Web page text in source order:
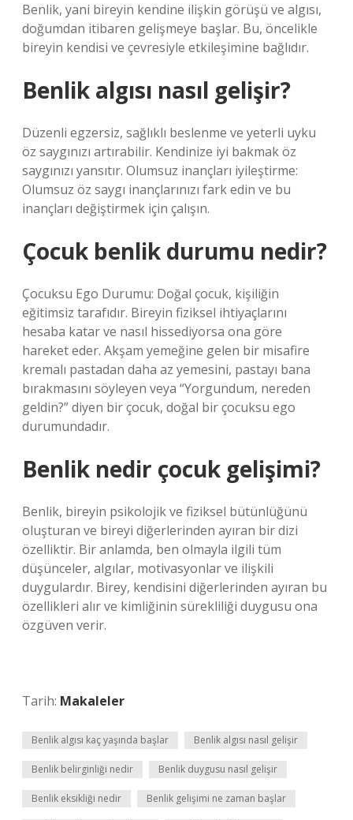
Benlik, yani bireyin kendine ilişkin görüşü ve algısı,
doğumdan itibaren gelişmeye başlar. Bu, öncelikle
bireyin kendisi ve çevresiyle etkileşimine bağlıdır.
Benlik algısı nasıl gelişir?
Düzenli egzersiz, sağlıklı beslenme ve yeterli uyku
öz saygınızı artırabilir. Kendinize iyi bakmak öz
saygınızı yansıtır. Olumsuz inançları iyileştirme:
Olumsuz öz saygı inançlarınızı fark edin ve bu
inançları değiştirmek için çalışın.
Çocuk benlik durumu nedir?
Çocuksu Ego Durumu: Doğal çocuk, kişiliğin
eğitimsiz tarafıdır. Bireyin fiziksel ihtiyaçlarını
hesaba katar ve nasıl hissediyorsa ona göre
hareket eder. Akşam yemeğine gelen bir misafire
kremalı pastadan daha az yemesini, pastayı bana
bırakmasını söyleyen veya “Yorgundum, nereden
geldin?” diyen bir çocuk, doğal bir çocuksu ego
durumundadır.
Benlik nedir çocuk gelişimi?
Benlik, bireyin psikolojik ve fiziksel bütünlüğünü
oluşturan ve bireyi diğerlerinden ayıran bir dizi
özelliktir. Bir anlamda, ben olmayla ilgili tüm
düşünceler, algılar, motivasyonlar ve ilişkili
duygulardır. Birey, kendisini diğerlerinden ayıran bu
özellikleri alır ve kimliğinin sürekliliği duygusu ona
özgüven verir.
Tarih: Makaleler
Benlik algısı kaç yaşında başlar Benlik algısı nasıl gelişir
Benlik belirginliği nedir Benlik duygusu nasıl gelişir
Benlik eksikliği nedir Benlik gelişimi ne zaman başlar